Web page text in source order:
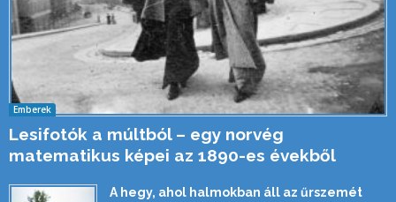
Emberek
Lesifotók a múltból – egy norvég
matematikus képei az 1890-es évekből
A hegy, ahol halmokban áll az űrszemét